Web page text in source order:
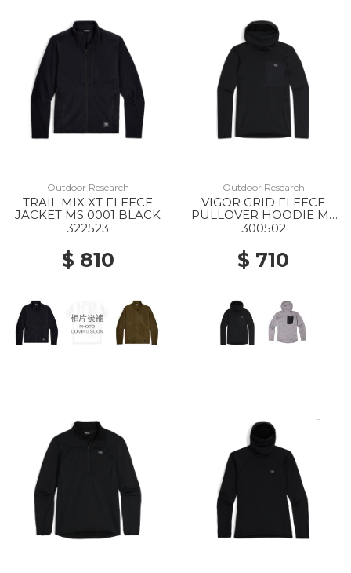
Outdoor Research
TRAIL MIX XT FLEECE
JACKET MS 0001 BLACK
322523
$ 810
Outdoor Research
VIGOR GRID FLEECE
PULLOVER HOODIE MS
0001 BLACK
300502
$ 710